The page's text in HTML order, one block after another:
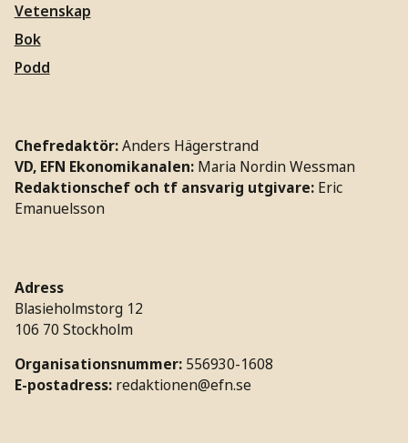
Vetenskap
Bok
Podd
Chefredaktör:Anders Hägerstrand
VD, EFN Ekonomikanalen: Maria Nordin Wessman
Redaktionschef och tf ansvarig utgivare: Eric
Emanuelsson
Adress
Blasieholmstorg 12
106 70 Stockholm
Organisationsnummer: 556930-1608
E-postadress: redaktionen@efn.se